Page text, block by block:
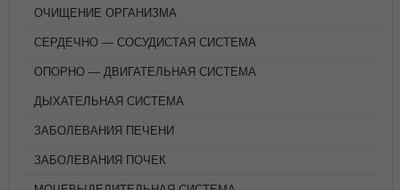
ОЧИЩЕНИЕ ОРГАНИЗМА
СЕРДЕЧНО — СОСУДИСТАЯ СИСТЕМА
ОПОРНО — ДВИГАТЕЛЬНАЯ СИСТЕМА
ДЫХАТЕЛЬНАЯ СИСТЕМА
ЗАБОЛЕВАНИЯ ПЕЧЕНИ
ЗАБОЛЕВАНИЯ ПОЧЕК